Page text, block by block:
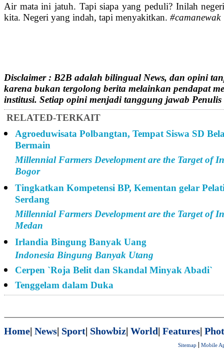
Air mata ini jatuh. Tapi siapa yang peduli? Inilah
kita. Negeri yang indah, tapi menyakitkan. #camanewak
Disclaimer : B2B adalah bilingual News, dan opini
karena bukan tergolong berita melainkan pendapat
institusi. Setiap opini menjadi tanggung jawab Penulis
RELATED-TERKAIT
Agroeduwisata Polbangtan, Tempat Siswa SD
Bermain
Millennial Farmers Development are the Target of
Bogor
Tingkatkan Kompetensi BP, Kementan gelar
Serdang
Millennial Farmers Development are the Target of
Medan
Irlandia Bingung Banyak Uang
Indonesia Bingung Banyak Utang
Cerpen `Roja Belit dan Skandal Minyak Abadi`
Tenggelam dalam Duka
Home| News| Sport| Showbiz| World| Features|
Sitemap Mobile